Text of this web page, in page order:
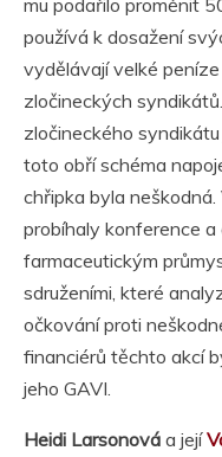
používá k dosažení
vydělávají velké
zločineckých
zločineckého
toto obří schéma
chřipka byla
probíhaly konference
farmaceutickým
sdruženími, které
očkování proti
financiérů těchto akcí
jeho GAVI.
Heidi Larsonová a její